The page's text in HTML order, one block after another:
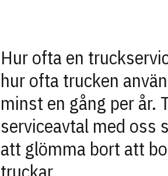
Hur ofta en
hur ofta trucken
minst en gång per år.
serviceavtal med oss
att glömma bort att